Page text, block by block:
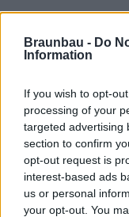
Braunbau - Do
Information
If you wish to opt-
processing of your
targeted advertising
section to confirm
opt-out request is
interest-based ads
us or personal
your opt-out. You